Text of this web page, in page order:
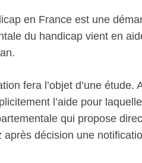
en France est une
du handicap vient en
fera l’objet d’une étude.
l’aide pour
qui propose
décision une